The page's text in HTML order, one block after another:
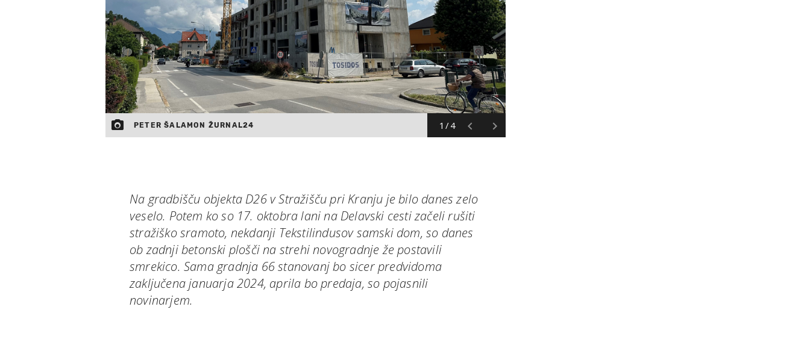
1/4
PETER ŠALAMON ŽURNAL24
Na gradbišču objekta D26 v Stražišču pri Kranju je bilo danes zelo
veselo. Potem ko so 17. oktobra lani na Delavski cesti začeli rušiti
stražiško sramoto, nekdanji Tekstilindusov samski dom, so danes
ob zadnji betonski plošči na strehi novogradnje že postavili
smrekico. Sama gradnja 66 stanovanj bo sicer predvidoma
zaključena januarja 2024, aprila bo predaja, so pojasnili
novinarjem.